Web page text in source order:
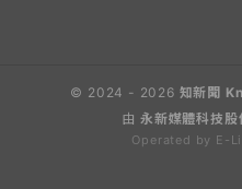
© 2024 - 2026 知新聞
由 永新媒體科技股
Operated by E-